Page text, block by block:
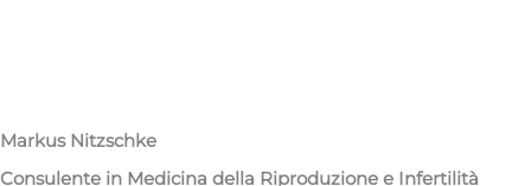
Markus Nitzschke
Consulente in Medicina della Riproduzione e Infertilità